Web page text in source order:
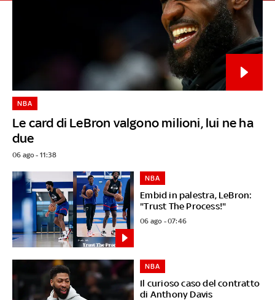
Le card di LeBron valgono milioni, lui ne ha
due
NBA
06 ago - 11:38
Embid in palestra, LeBron:
"Trust The Process!"
NBA
06 ago - 07:46
Il curioso caso del contratto
di Anthony Davis
NBA